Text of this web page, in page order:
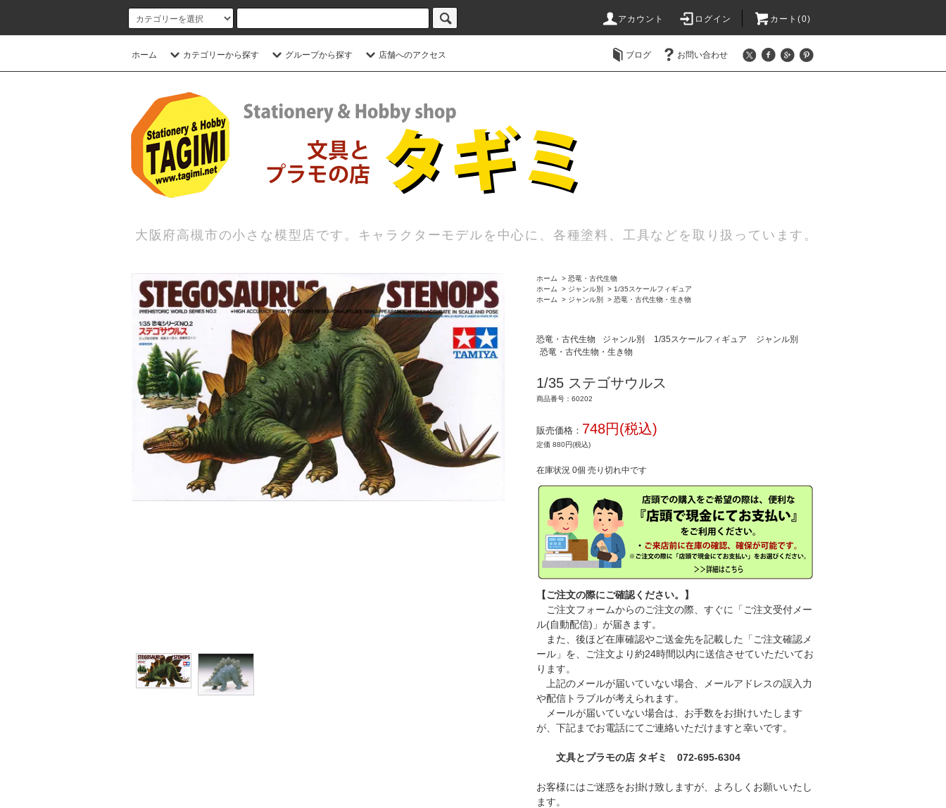
アカウント ログイン カート(0)
ホーム カテゴリーから探す グループから探す 店舗へのアクセス ブログ お問い合わせ
大阪府高槻市の小さな模型店です。キャラクターモデルを中心に、各種塗料、工具などを取り扱っています。
ホーム > 恐竜・古代生物
ホーム
> ジャンル別 > 1/35スケールフィギュア
ホーム
> ジャンル別 > 恐竜・古代生物・生き物
恐竜・古代生物 ジャンル別 1/35スケールフィギュア
ジャンル別
恐竜・古代生物・生き物
1/35 ステゴサウルス
商品番号：60202
販売価格： 748円(税込)
定価 880円(税込)
在庫状況 0個 売り切れ中です
【ご注文の際にご確認ください。】
ご注文フォームからのご注文の際、すぐに「ご注文受付メー
ル(自動配信)」が届きます。
また、後ほど在庫確認やご送金先を記載した「ご注文確認メ
ール」を、ご注文より約24時間以内に送信させていただいてお
ります。
上記のメールが届いていない場合、メールアドレスの誤入力
や配信トラブルが考えられます。
メールが届いていない場合は、お手数をお掛けいたします
が、下記までお電話にてご連絡いただけますと幸いです。
文具とプラモの店 タギミ 072-695-6304
お客様にはご迷惑をお掛け致しますが、よろしくお願いいたし
ます。